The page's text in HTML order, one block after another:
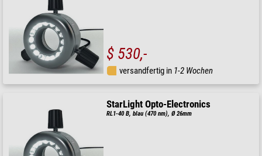
$ 530,-
versandfertig in 1-2 Wochen
StarLight Opto-Electronics
RL1-40 B, blau (470 nm), Ø 26mm